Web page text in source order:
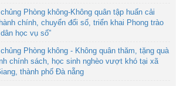
Phòng không-Không quân tập huấn cải
chính, chuyển đổi số, triển khai Phong trào
học vụ số”
Phòng không - Không quân thăm, tặng quà
chính sách, học sinh nghèo vượt khó tại xã
thành phố Đà nẵng